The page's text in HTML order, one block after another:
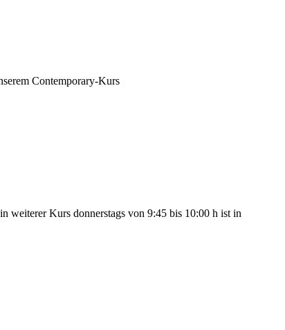
Contemporary-Kurs
weiterer Kurs donnerstags von 9:45 bis 10:00 h ist in